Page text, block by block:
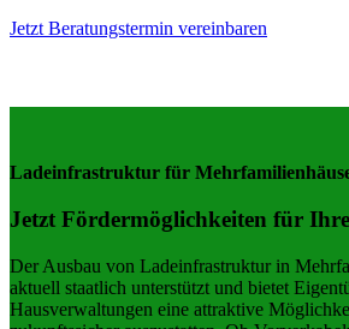
Jetzt Beratungstermin vereinbaren
Ladeinfrastruktur für
Jetzt Fördermöglichkeiten für
Der Ausbau von Ladeinfrastruktur in
aktuell staatlich unterstützt und bietet
Hausverwaltungen eine attraktive